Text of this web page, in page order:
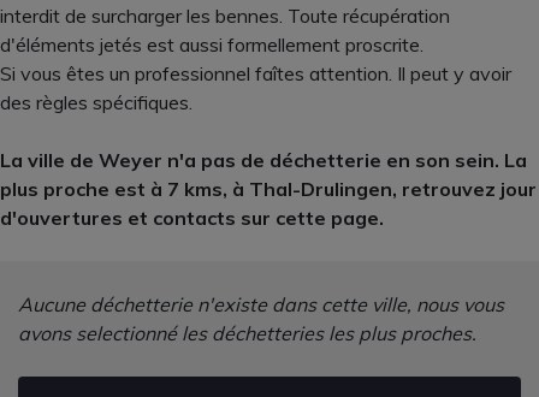
interdit de surcharger les bennes. Toute récupération
d'éléments jetés est aussi formellement proscrite.
Si vous êtes un professionnel faîtes attention. Il peut y avoir
des règles spécifiques.
La ville de Weyer n'a pas de déchetterie en son sein. La
plus proche est à 7 kms, à Thal-Drulingen, retrouvez jour
d'ouvertures et contacts sur cette page.
Aucune déchetterie n'existe dans cette ville, nous vous
avons selectionné les déchetteries les plus proches.